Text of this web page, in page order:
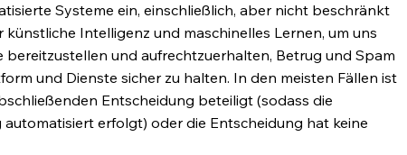
Systeme ein, einschließlich, aber nicht beschränkt
Intelligenz und maschinelles Lernen, um uns
bereitzustellen und aufrechtzuerhalten, Betrug und Spam
und Dienste sicher zu halten. In den meisten Fällen ist
Entscheidung beteiligt (sodass die
erfolgt) oder die Entscheidung hat keine